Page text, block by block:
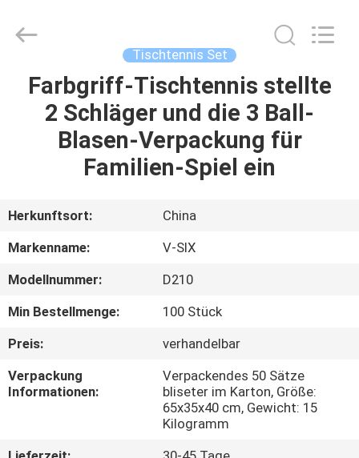
HAUSE
PRODUKTE
ÜBER
UNS
WERKSBESICHTIGUNG
QUALITÄTSKONTROLLE
KONTAKT
UNS
Sports
Ltd..
Tischtennis Set
Farbgriff-Tischtennis stellte
2 Schläger und die 3 Ball-
Blasen-Verpackung für
Familien-Spiel ein
Herkunftsort:
China
Markenname:
V-SIX
Modellnummer:
D210
Min Bestellmenge:
100 Stück
Preis:
verhandelbar
Verpackung
Informationen:
Verpackendes 50 Sätze
bliseter im Karton, Größe:
65x35x40 cm, Gewicht: 15
Kilogramm